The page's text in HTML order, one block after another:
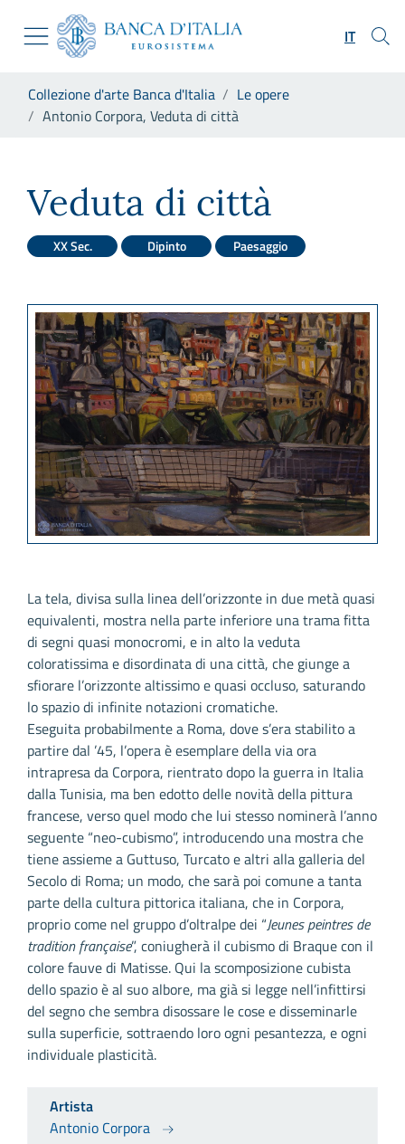
Skip to Main Content
Vai al sito istituzionale
Vai al menu di navigazione
Vai alla ricerca
Vai al footer
IT
Collezione d'arte Banca d'Italia
Le opere
Antonio Corpora, Veduta di città
Veduta di città
XX Sec. Dipinto Paesaggio
La tela, divisa sulla linea dell’orizzonte in due metà quasi
equivalenti, mostra nella parte inferiore una trama fitta
di segni quasi monocromi, e in alto la veduta
coloratissima e disordinata di una città, che giunge a
sfiorare l’orizzonte altissimo e quasi occluso, saturando
lo spazio di infinite notazioni cromatiche.
Eseguita probabilmente a Roma, dove s’era stabilito a
partire dal ’45, l’opera è esemplare della via ora
intrapresa da Corpora, rientrato dopo la guerra in Italia
dalla Tunisia, ma ben edotto delle novità della pittura
francese, verso quel modo che lui stesso nominerà l’anno
seguente “neo-cubismo”, introducendo una mostra che
tiene assieme a Guttuso, Turcato e altri alla galleria del
Secolo di Roma; un modo, che sarà poi comune a tanta
parte della cultura pittorica italiana, che in Corpora,
proprio come nel gruppo d’oltralpe dei “Jeunes peintres de
tradition française”, coniugherà il cubismo di Braque con il
colore fauve di Matisse. Qui la scomposizione cubista
dello spazio è al suo albore, ma già si legge nell’infittirsi
del segno che sembra disossare le cose e disseminarle
sulla superficie, sottraendo loro ogni pesantezza, e ogni
individuale plasticità.
Artista
Antonio Corpora